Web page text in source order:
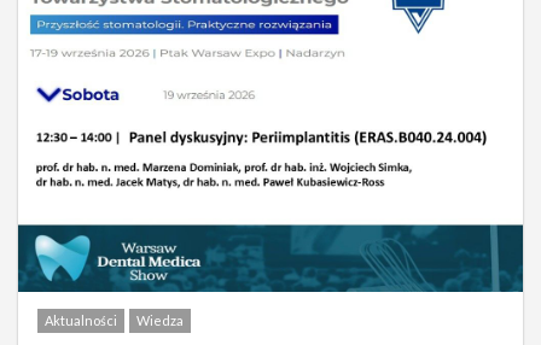
Aktualności Wiedza